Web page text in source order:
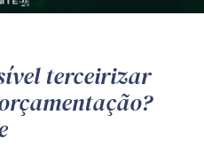
terceirizar